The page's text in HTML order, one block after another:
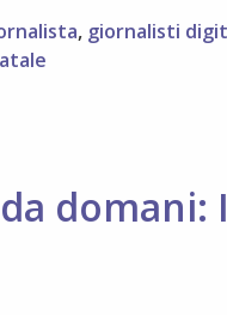
, giornalisti